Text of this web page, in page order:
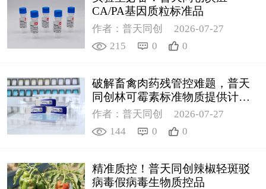
CA/PA基因质粒标准品
作者：普天同创
2026-07-27
215
0 0
破解畜禽肉药残管控难题，普天
同创林可霉素标准物质提供计量
支撑
作者：普天同创
2026-07-27
144
0 0
精准质控！普天同创辣椒轻斑驳
病毒假病毒生物质控品